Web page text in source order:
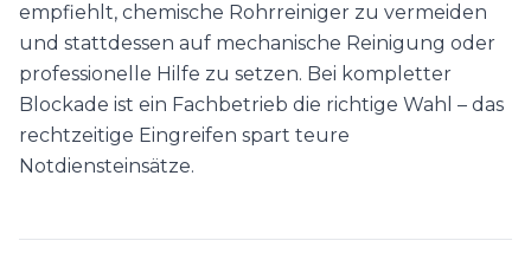
empfiehlt, chemische Rohrreiniger zu vermeiden
und stattdessen auf mechanische Reinigung oder
professionelle Hilfe zu setzen. Bei kompletter
Blockade ist ein Fachbetrieb die richtige Wahl – das
rechtzeitige Eingreifen spart teure
Notdiensteinsätze.